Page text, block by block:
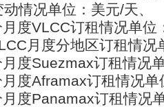
情况单位：美元/天、
度VLCC订租情况单位
月度分地区订租情况
度Suezmax订租情况
度Aframax订租情况单
度Panamax订租情况